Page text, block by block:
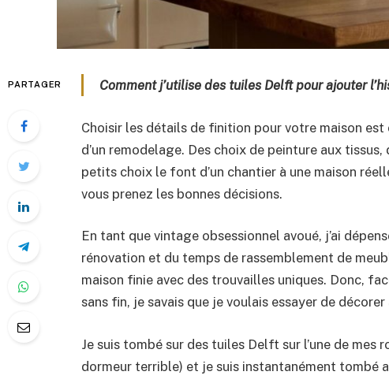
PARTAGER Comment j’utilise des tuiles Delft pour ajouter
Choisir les détails de finition pour votre maison
d’un remodelage. Des choix de peinture aux
petits choix le font d’un chantier à une maison
vous prenez les bonnes décisions.
En tant que vintage obsessionnel avoué, j’ai
rénovation et du temps de rassemblement de
maison finie avec des trouvailles uniques. Donc,
sans fin, je savais que je voulais essayer de
Je suis tombé sur des tuiles Delft sur l’une de mes
dormeur terrible) et je suis instantanément tombé